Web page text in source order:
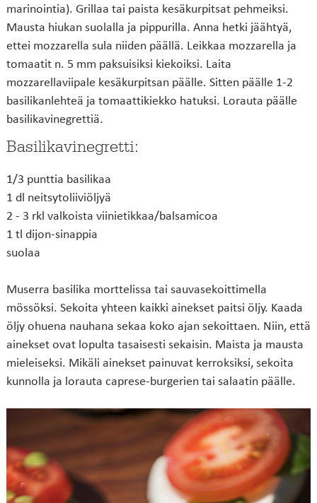
marinointia). Grillaa tai paista kesäkurpitsat pehmeiksi.
Mausta hiukan suolalla ja pippurilla. Anna hetki jäähtyä,
ettei mozzarella sula niiden päällä. Leikkaa mozzarella ja
tomaatit n. 5 mm paksuisiksi kiekoiksi. Laita
mozzarellaviipale kesäkurpitsan päälle. Sitten päälle 1-2
basilikanlehteä ja tomaattikiekko hatuksi. Lorauta päälle
basilikavinegrettiä.
Basilikavinegretti:
1/3 punttia basilikaa
1 dl neitsytoliiviöljyä
2 - 3 rkl valkoista viinietikkaa/balsamicoa
1 tl dijon-sinappia
suolaa
Muserra basilika morttelissa tai sauvasekoittimella
mössöksi. Sekoita yhteen kaikki ainekset paitsi öljy. Kaada
öljy ohuena nauhana sekaa koko ajan sekoittaen. Niin, että
ainekset ovat lopulta tasaisesti sekaisin. Maista ja mausta
mieleiseksi. Mikäli ainekset painuvat kerroksiksi, sekoita
kunnolla ja lorauta caprese-burgerien tai salaatin päälle.